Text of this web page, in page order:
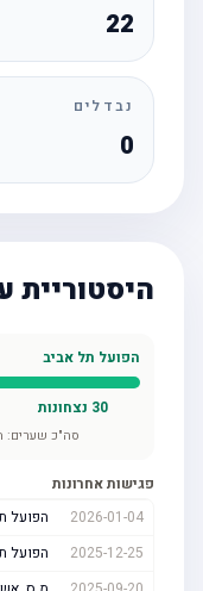
22
נבדלים
היסטוריית
הפועל תל אביב
30נצחונות
סה"כ שערים:
פגישות אחרונות
2026-01-04
הפועל
2025-12-25
הפועל